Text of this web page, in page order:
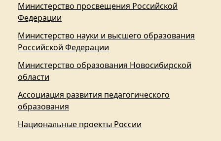
Министерство просвещения Российской
Федерации
Министерство науки и высшего образования
Российской Федерации
Министерство образования Новосибирской
области
Ассоциация развития педагогического
образования
Национальные проекты России